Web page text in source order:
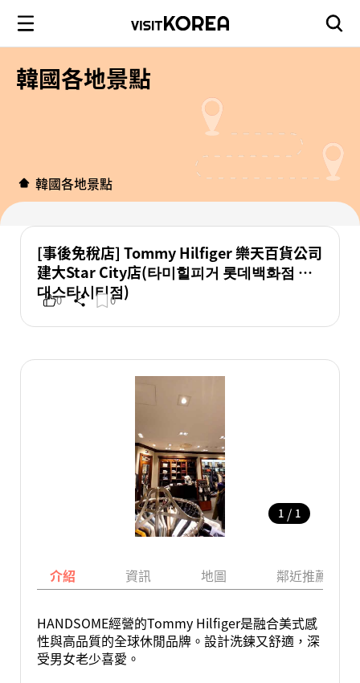
韓國各地景點
韓國各地景點
[事後免稅店] Tommy Hilfiger 樂天百貨公司
建大Star City店(타미힐피거 롯데백화점 건
대스타시티점)
0 0
1 / 1
介紹 資訊 地圖 鄰近推薦景點
HANDSOME經營的Tommy Hilfiger是融合美式感
性與高品質的全球休閒品牌。設計洗鍊又舒適，深
受男女老少喜愛。